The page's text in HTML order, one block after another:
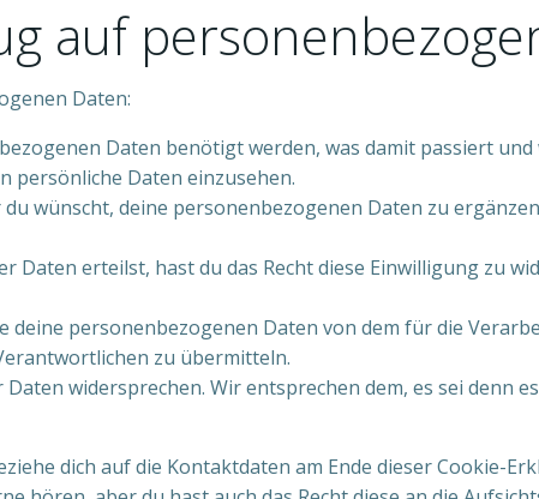
auf
Daten:
Daten benötigt werden, was damit passiert
persönliche Daten einzusehen.
wünscht, deine personenbezogenen Daten zu
Daten erteilst, hast du das Recht diese Einwilligung zu
deine personenbezogenen Daten von dem für die
zu übermitteln.
widersprechen. Wir entsprechen dem, es sei denn
dich auf die Kontaktdaten am Ende dieser Cookie-